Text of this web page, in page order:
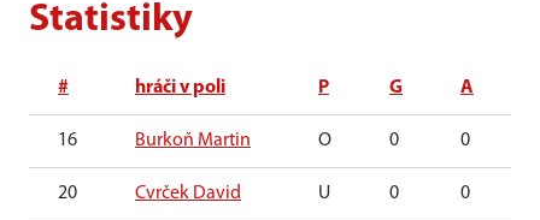
Statistiky
# hráči v poli P G A
16 Burkoň Martin O 0 0
20 Cvrček David U 0 0